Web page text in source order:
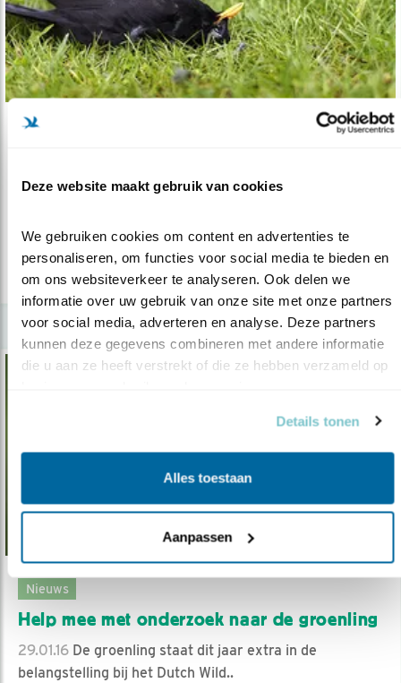
Deze website maakt gebruik van cookies
We gebruiken cookies om content en advertenties te
personaliseren, om functies voor social media te bieden en
om ons websiteverkeer te analyseren. Ook delen we
informatie over uw gebruik van onze site met onze partners
voor social media, adverteren en analyse. Deze partners
kunnen deze gegevens combineren met andere informatie
die u aan ze heeft verstrekt of die ze hebben verzameld op
Details tonen
Alles toestaan
Aanpassen
29.08.18Wat te doen als u een zieke vogel in de tuin
lees meer
Nieuws
Help mee met onderzoek naar de groenling
29.01.16 De groenling staat dit jaar extra in de
belangstelling bij het Dutch Wild..